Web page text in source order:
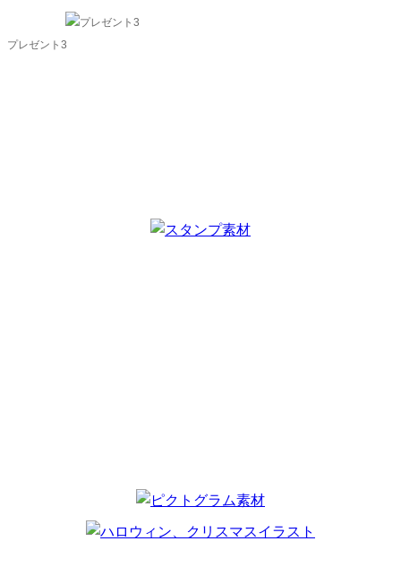
プレゼント3